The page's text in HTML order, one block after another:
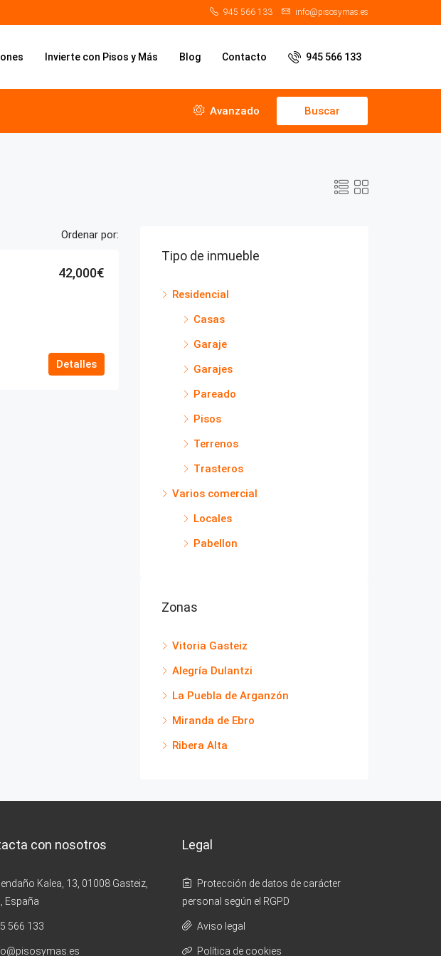
945 566 133 info@pisosymas.es
Invierte con Pisos y Más Blog Contacto 945 566 133
Avanzado Buscar
Ordenar por:
42,000€
Detalles
Tipo de inmueble
Residencial
Casas
Garaje
Garajes
Pareado
Pisos
Terrenos
Trasteros
Varios comercial
Locales
Pabellon
Zonas
Vitoria Gasteiz
Alegría Dulantzi
La Puebla de Arganzón
Miranda de Ebro
Ribera Alta
con nosotros
Kalea, 13, 01008 Gasteiz,
España
566 133
Legal
Protección de datos de carácter
personal según el RGPD
Aviso legal
Política de cookies